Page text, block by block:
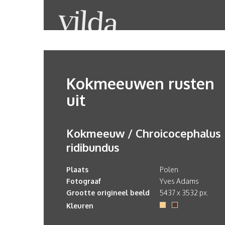
Kokmeeuwen rusten
uit
Kokmeeuw / Chroicocephalus
ridibundus
Plaats
Polen
Fotograaf
Yves Adams
Grootte origineel beeld
5437 x 3532 px.
Kleuren